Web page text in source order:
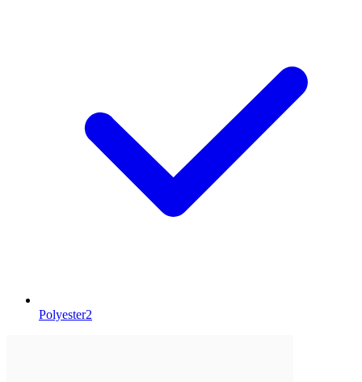
Polyester2